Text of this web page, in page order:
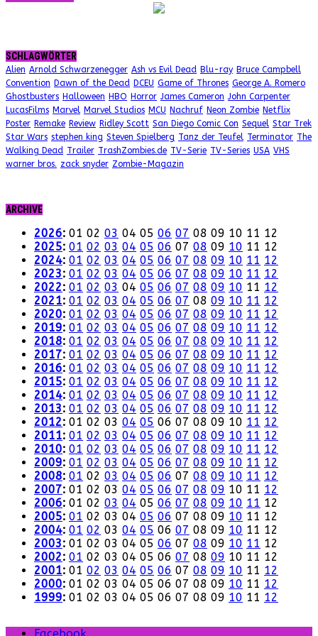
SCHLAGWÖRTER
Alien Arnold Schwarzenegger Ash vs Evil Dead Blu-ray Bruce Campbell
Convention Dawn of the Dead DCEU Game of Thrones George A. Romero
Ghostbusters Halloween HBO Horror James Cameron John Carpenter
LucasFilms Marvel Marvel Studios MCU Nachruf Neon Zombie Netflix
Poster Remake Review Ridley Scott San Diego Comic Con Sequel Star Trek
Star Wars stephen king Steven Spielberg Tanz der Teufel Terminator The
Walking Dead Trailer TrashZombies.de TV-Serie TV-Series USA VHS
warner bros. zack snyder Zombie-Magazin
ARCHIVE
2026: 01 02 03 04 05 06 07 08 09 10 11 12
2025: 01 02 03 04 05 06 07 08 09 10 11 12
2024: 01 02 03 04 05 06 07 08 09 10 11 12
2023: 01 02 03 04 05 06 07 08 09 10 11 12
2022: 01 02 03 04 05 06 07 08 09 10 11 12
2021: 01 02 03 04 05 06 07 08 09 10 11 12
2020: 01 02 03 04 05 06 07 08 09 10 11 12
2019: 01 02 03 04 05 06 07 08 09 10 11 12
2018: 01 02 03 04 05 06 07 08 09 10 11 12
2017: 01 02 03 04 05 06 07 08 09 10 11 12
2016: 01 02 03 04 05 06 07 08 09 10 11 12
2015: 01 02 03 04 05 06 07 08 09 10 11 12
2014: 01 02 03 04 05 06 07 08 09 10 11 12
2013: 01 02 03 04 05 06 07 08 09 10 11 12
2012: 01 02 03 04 05 06 07 08 09 10 11 12
2011: 01 02 03 04 05 06 07 08 09 10 11 12
2010: 01 02 03 04 05 06 07 08 09 10 11 12
2009: 01 02 03 04 05 06 07 08 09 10 11 12
2008: 01 02 03 04 05 06 07 08 09 10 11 12
2007: 01 02 03 04 05 06 07 08 09 10 11 12
2006: 01 02 03 04 05 06 07 08 09 10 11 12
2005: 01 02 03 04 05 06 07 08 09 10 11 12
2004: 01 02 03 04 05 06 07 08 09 10 11 12
2003: 01 02 03 04 05 06 07 08 09 10 11 12
2002: 01 02 03 04 05 06 07 08 09 10 11 12
2001: 01 02 03 04 05 06 07 08 09 10 11 12
2000: 01 02 03 04 05 06 07 08 09 10 11 12
1999: 01 02 03 04 05 06 07 08 09 10 11 12
Facebook